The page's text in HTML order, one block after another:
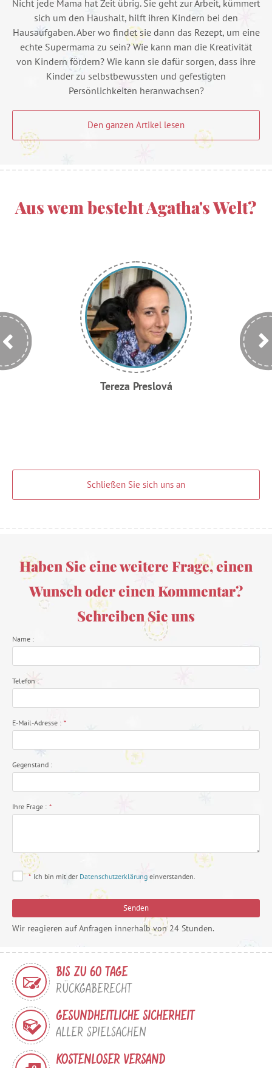
Nicht jede Mama hat Zeit übrig. Sie geht zur Arbeit, kümmert
sich um den Haushalt, hilft ihren Kindern bei den
Hausaufgaben. Aber wo findet sie dann das Rezept, um eine
echte Supermama zu sein? Wie kann man die Kreativität
von Kindern fördern? Wie kann sie dafür sorgen, dass ihre
Kinder zu selbstbewussten und gefestigten
Persönlichkeiten heranwachsen?
Den ganzen Artikel lesen
Aus wem besteht Agatha's Welt?
Tereza Preslová
Schließen Sie sich uns an
Haben Sie eine weitere Frage, einen
Wunsch oder einen Kommentar?
Schreiben Sie uns
Name :
Telefon :
E-Mail-Adresse : *
Gegenstand :
Ihre Frage : *
* Ich bin mit der Datenschutzerklärung einverstanden.
Senden
Wir reagieren auf Anfragen innerhalb von 24 Stunden.
BIS ZU 60 TAGE
RÜCKGABERECHT
GESUNDHEITLICHE SICHERHEIT
ALLER SPIELSACHEN
KOSTENLOSER VERSAND